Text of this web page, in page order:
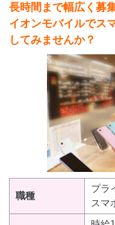
長時間まで幅広く募
イオンモバイルでス
してみませんか？
職種
プラ
スマ